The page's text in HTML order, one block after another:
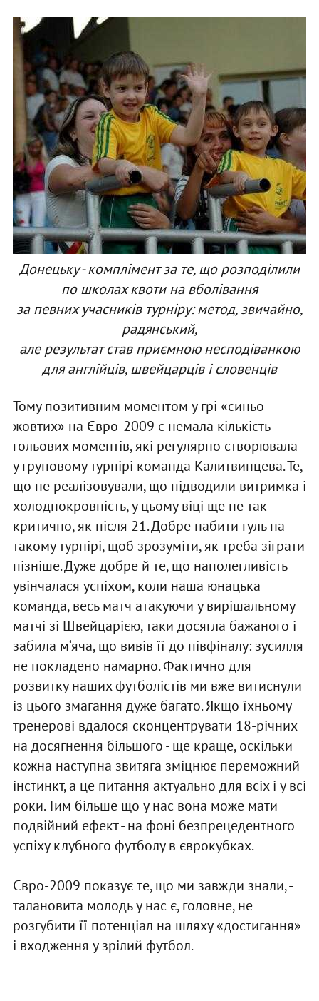
Донецьку - комплімент за те, що розподілили
по школах квоти на вболівання
за певних учасників турніру: метод, звичайно,
радянський,
але результат став приємною несподіванкою
для англійців, швейцарців і словенців
Тому позитивним моментом у грі «синьо-
жовтих» на Євро-2009 є немала кількість
гольових моментів, які регулярно створювала
у груповому турнірі команда Калитвинцева. Те,
що не реалізовували, що підводили витримка і
холоднокровність, у цьому віці ще не так
критично, як після 21. Добре набити гуль на
такому турнірі, щоб зрозуміти, як треба зіграти
пізніше. Дуже добре й те, що наполегливість
увінчалася успіхом, коли наша юнацька
команда, весь матч атакуючи у вирішальному
матчі зі Швейцарією, таки досягла бажаного і
забила м‘яча, що вивів її до півфіналу: зусилля
не покладено намарно. Фактично для
розвитку наших футболістів ми вже витиснули
із цього змагання дуже багато. Якщо їхньому
тренерові вдалося сконцентрувати 18-річних
на досягнення більшого - ще краще, оскільки
кожна наступна звитяга зміцнює переможний
інстинкт, а це питання актуально для всіх і у всі
роки. Тим більше що у нас вона може мати
подвійний ефект - на фоні безпрецедентного
успіху клубного футболу в єврокубках.
Євро-2009 показує те, що ми завжди знали, -
талановита молодь у нас є, головне, не
розгубити її потенціал на шляху «достигання»
і входження у зрілий футбол.